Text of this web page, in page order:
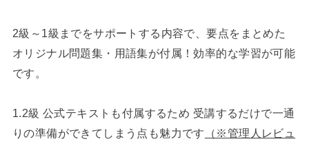
2級～1級までをサポートする内容で、要点をまとめた
オリジナル問題集・用語集が付属！効率的な学習が可能
です。
1.2級 公式テキストも付属するため 受講するだけで一通
りの準備ができてしまう点も魅力です
（※管理人レビュ